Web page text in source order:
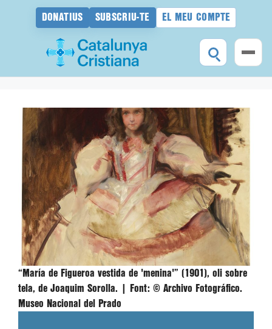
DONATIUS SUBSCRIU-TE EL MEU COMPTE
“María de Figueroa vestida de 'menina'” (1901), oli sobre
tela, de Joaquim Sorolla. |
Font: © Archivo Fotográfico.
Museo Nacional del Prado